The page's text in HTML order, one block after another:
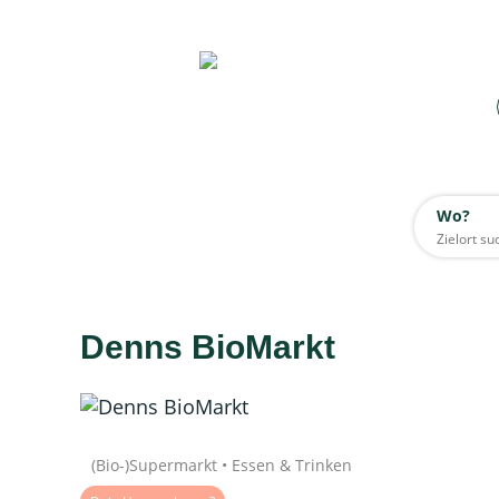
Wo?
Wo?
Daten werden geladen
Denns BioMarkt
(Bio-)Supermarkt • Essen & Trinken